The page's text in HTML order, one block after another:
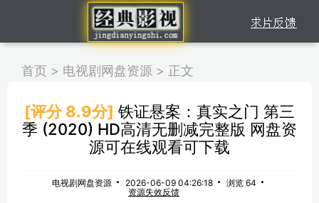
首页 > 电视剧网盘资源 > 正文
[评分 8.9分] 铁证悬案：真实之门 第三
季 (2020) HD高清无删减完整版 网盘资
源可在线观看可下载
电视剧网盘资源 2026-06-09 04:26:18
浏览 64
资源失效反馈